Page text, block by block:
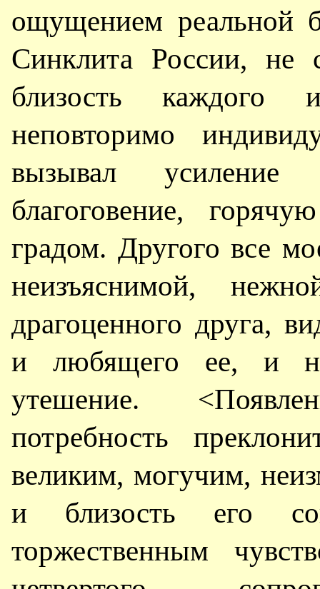
ощущением реальной
Синклита России, не
близость
неповторимо
вызывал усиление
благоговение,
градом. Другого все
неизъяснимой,
драгоценного друга,
и любящего ее, и
утешение.
потребность
великим, могучим,
и близость его
торжественным